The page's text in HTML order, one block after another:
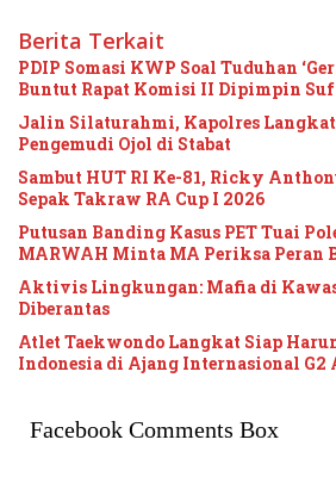
Berita Terkait
PDIP Somasi KWP Soal Tuduhan
Buntut Rapat Komisi II Dipimpin
Jalin Silaturahmi, Kapolres
Pengemudi Ojol di Stabat
Sambut HUT RI Ke-81, Ricky
Sepak Takraw RA Cup I 2026
Putusan Banding Kasus PET Tuai
MARWAH Minta MA Periksa Peran
Aktivis Lingkungan: Mafia di
Diberantas
Atlet Taekwondo Langkat Siap
Indonesia di Ajang Internasional G2
Facebook Comments Box